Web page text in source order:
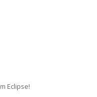
Eclipse!